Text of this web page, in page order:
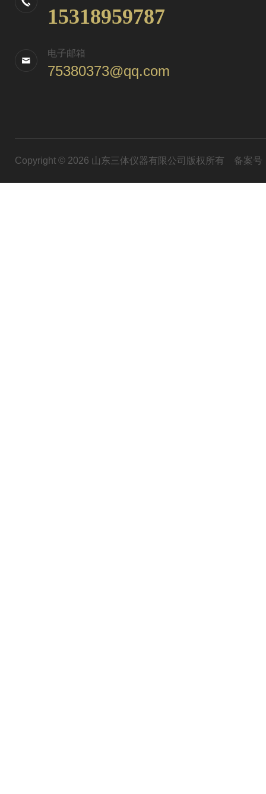
15318959787
电子邮箱
75380373@qq.com
Copyright © 2026 山东三体仪器有限公司版权所有 备案号